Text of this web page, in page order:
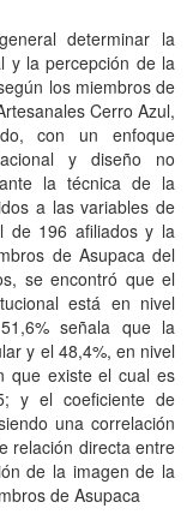
determinar la
y la percepción de la
los miembros de
Cerro Azul,
con un enfoque
y diseño no
la técnica de la
a las variables de
de 196 afiliados y la
de Asupaca del
se encontró que el
está en nivel
señala que la
y el 48,4%, en nivel
que existe el cual es
y el coeficiente de
una correlación
relación directa entre
de la imagen de la
de Asupaca